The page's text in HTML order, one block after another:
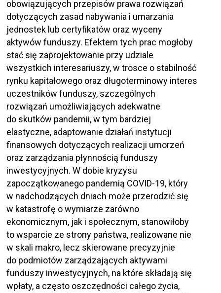
obowiązujących przepisów prawa rozwiązań
dotyczących zasad nabywania i umarzania
jednostek lub certyfikatów oraz wyceny
aktywów funduszy. Efektem tych prac mogłoby
stać się zaprojektowanie przy udziale
wszystkich interesariuszy, w trosce o stabilność
rynku kapitałowego oraz długoterminowy interes
uczestników funduszy, szczególnych
rozwiązań umożliwiających adekwatne
do skutków pandemii, w tym bardziej
elastyczne, adaptowanie działań instytucji
finansowych dotyczących realizacji umorzeń
oraz zarządzania płynnością funduszy
inwestycyjnych. W dobie kryzysu
zapoczątkowanego pandemią COVID-19, który
w nadchodzących dniach może przerodzić się
w katastrofę o wymiarze zarówno
ekonomicznym, jak i społecznym, stanowiłoby
to wsparcie ze strony państwa, realizowane nie
w skali makro, lecz skierowane precyzyjnie
do podmiotów zarządzających aktywami
funduszy inwestycyjnych, na które składają się
wpłaty, a często oszczędności całego życia,